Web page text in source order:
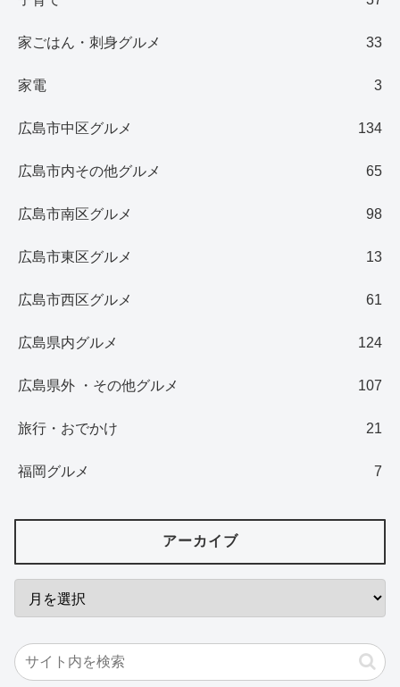
家ごはん・刺身グルメ 33
家電 3
広島市中区グルメ 134
広島市内その他グルメ 65
広島市南区グルメ 98
広島市東区グルメ 13
広島市西区グルメ 61
広島県内グルメ 124
広島県外 ・その他グルメ 107
旅行・おでかけ 21
福岡グルメ 7
アーカイブ